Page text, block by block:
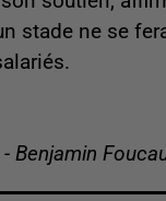
stade ne se
Benjamin